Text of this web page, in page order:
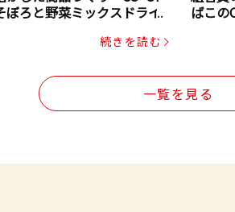
ぼろと野菜ミックスドライ
続きを読む
ばこの
一覧を見る